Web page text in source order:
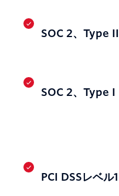
SOC 2、Type II
SOC 2、Type I
PCI DSSレベル1